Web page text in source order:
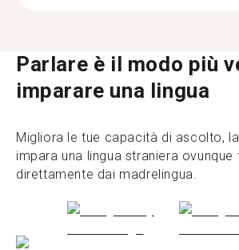
Parlare è il modo più
imparare una lingua
Migliora le tue capacità di ascolto,
impara una lingua straniera ovunque
direttamente dai madrelingua.